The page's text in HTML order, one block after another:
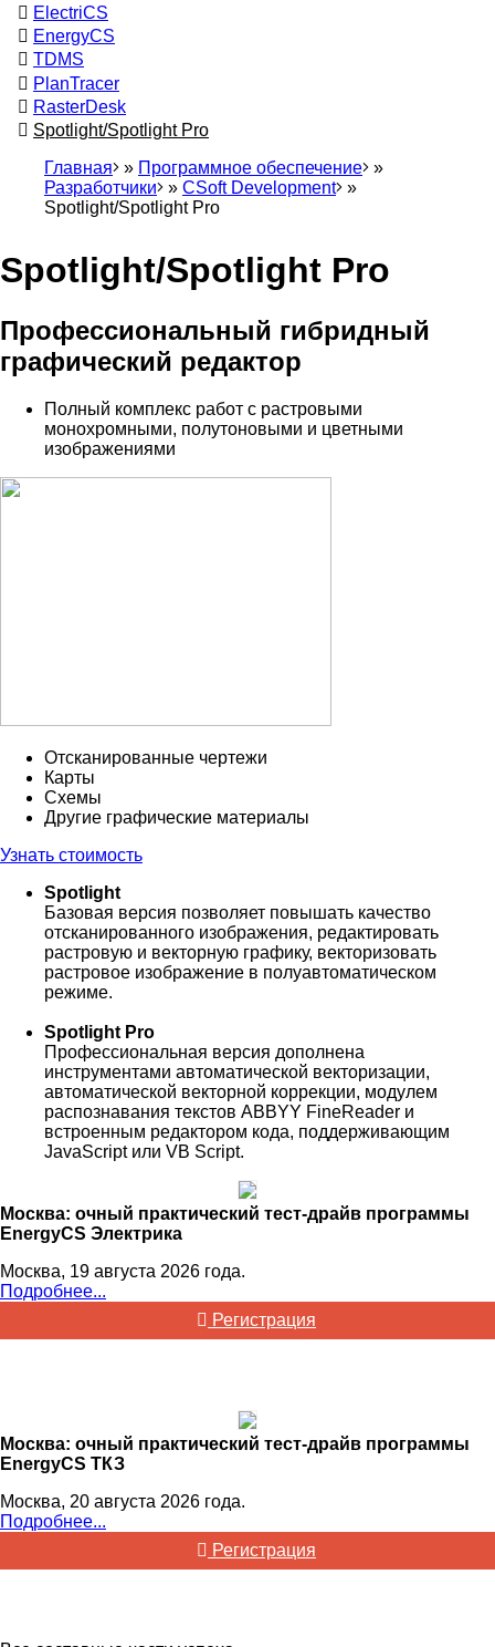
оборудования
ElectriCS
EnergyCS
TDMS
PlanTracer
RasterDesk
Spotlight/Spotlight Pro
Строка
навигации
Главная
Программное обеспечение
Разработчики
CSoft Development
Spotlight/Spotlight Pro
Spotlight/Spotlight Pro
Профессиональный гибридный
графический редактор
Полный комплекс работ с растровыми
монохромными, полутоновыми и цветными
изображениями
Отсканированные чертежи
Карты
Схемы
Другие графические материалы
Узнать стоимость
Spotlight
Базовая версия позволяет повышать качество
отсканированного изображения, редактировать
растровую и векторную графику, векторизовать
растровое изображение в полуавтоматическом
режиме.
Spotlight Pro
Профессиональная версия дополнена
инструментами автоматической векторизации,
автоматической векторной коррекции, модулем
распознавания текстов ABBYY FineReader и
встроенным редактором кода, поддерживающим
JavaScript или VB Script.
Москва: очный практический тест-драйв программы
EnergyCS Электрика
Москва, 19 августа 2026 года.
Подробнее...
Регистрация
Москва: очный практический тест-драйв программы
EnergyCS ТКЗ
Москва, 20 августа 2026 года.
Подробнее...
Регистрация